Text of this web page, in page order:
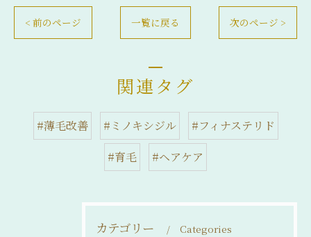
< 前のページ 一覧に戻る 次のページ >
関連タグ
#薄毛改善 #ミノキシジル
#フィナステリド
#育毛
#ヘアケア
カテゴリー Categories